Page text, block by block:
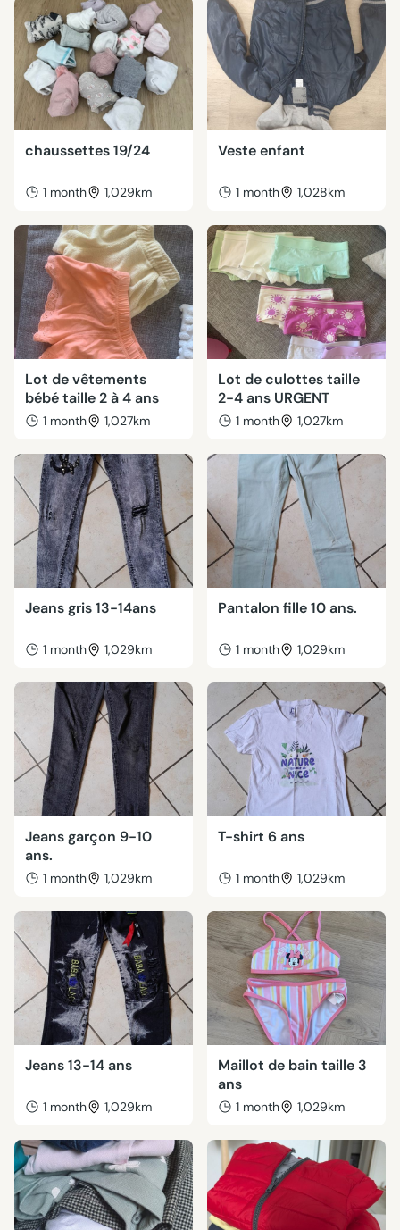
chaussettes 19/24
1 month 1,029km
Veste enfant
1 month 1,028km
Lot de vêtements
bébé taille 2 à 4 ans
1 month 1,027km
Lot de culottes taille
2-4 ans URGENT
1 month 1,027km
Jeans gris 13-14ans
1 month 1,029km
Pantalon fille 10 ans.
1 month 1,029km
Jeans garçon 9-10
ans.
1 month 1,029km
T-shirt 6 ans
1 month 1,029km
Jeans 13-14 ans
1 month 1,029km
Maillot de bain taille 3
ans
1 month 1,029km